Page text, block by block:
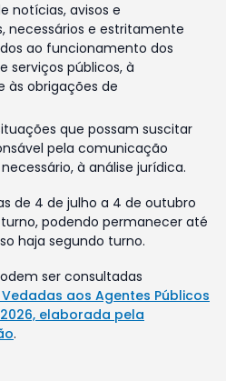
notícias, avisos e
necessários e estritamente
ao funcionamento dos
serviços públicos, à
às obrigações de
que possam suscitar
pela comunicação
à análise jurídica.
de 4 de julho a 4 de outubro
podendo permanecer até
haja segundo turno.
ser consultadas
aos Agentes Públicos
elaborada pela
.